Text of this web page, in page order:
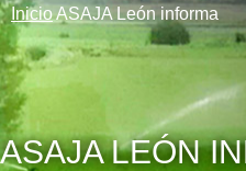
InicioASAJA León informa
ASAJA LEÓN